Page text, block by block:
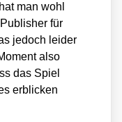
man wohl
für
jedoch lei­der
also
das Spiel
erbli­cken